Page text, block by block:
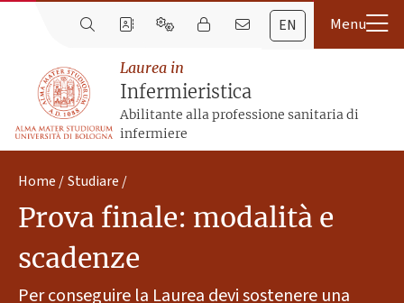
EN
Laurea in
Infermieristica
Abilitante alla professione sanitaria di
infermiere
Home Studiare
Prova finale: modalità e
scadenze
Per conseguire la Laurea devi sostenere una